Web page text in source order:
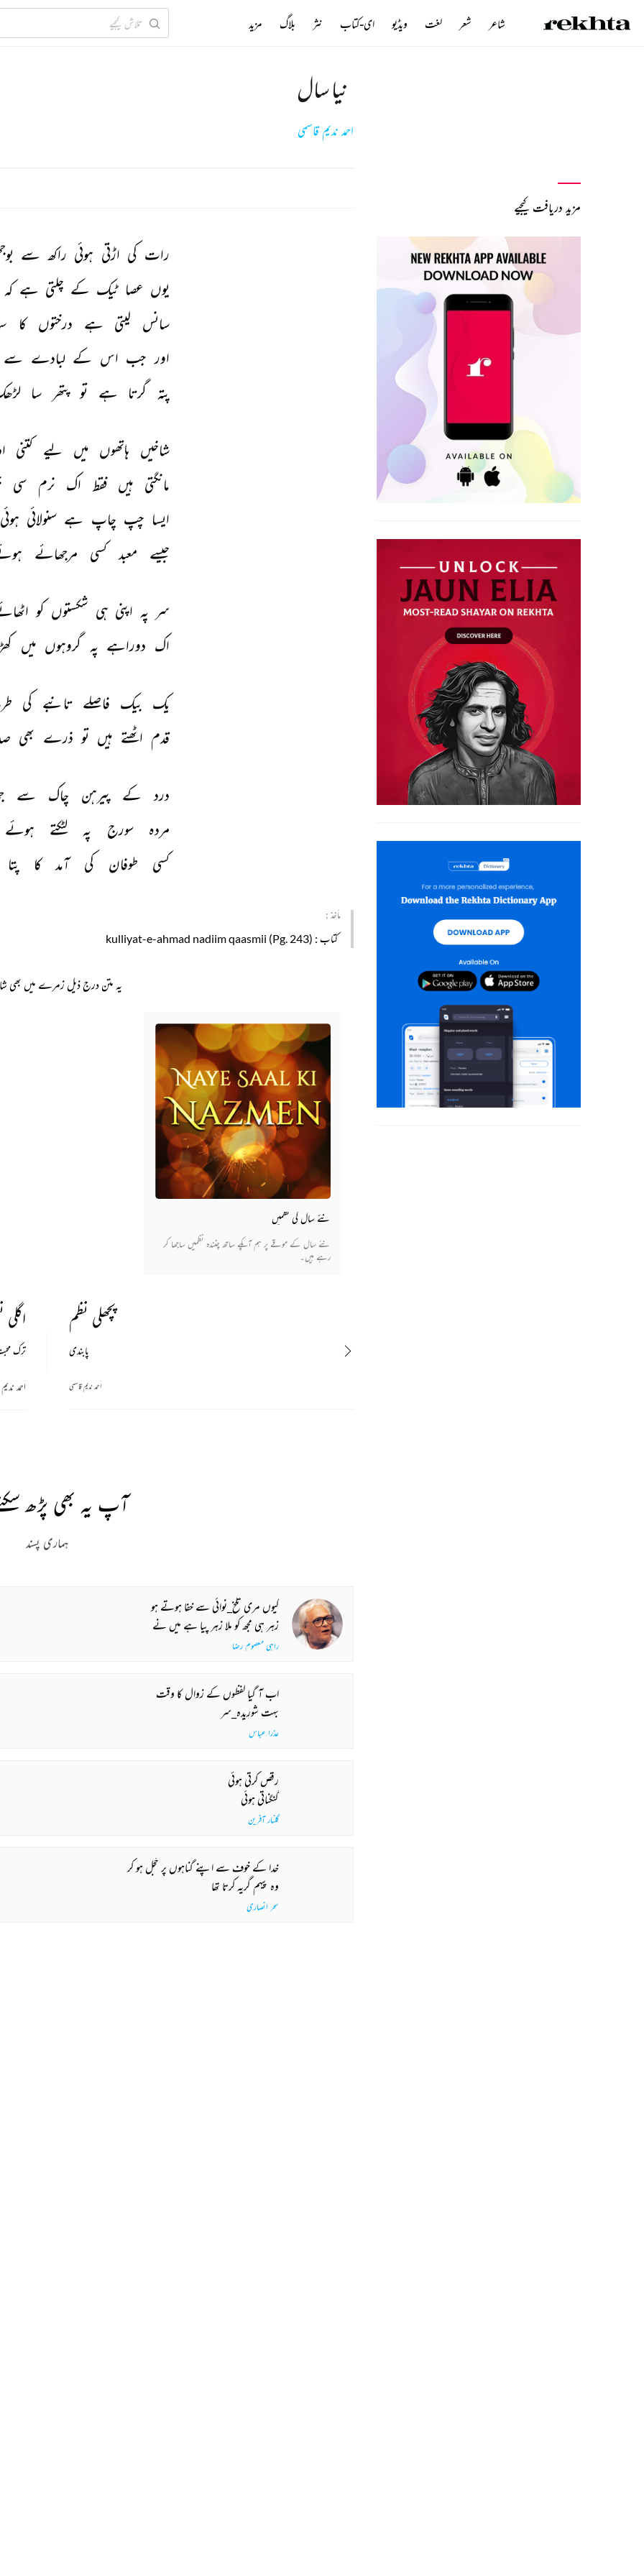
نیا سال
احمد ندیم قاسمی
رات کی اڑتی ہوئی راکھ سے
یوں عصا ٹیک کے چلتی ہے کہ
سانس
لیتی ہے درختوں کا
اور جب اس کے لبادے سے
پتہ
گرتا ہے تو پتھر سا
شاخیں ہاتھوں میں لیے کتنی
مانگتی ہیں فقط اک نرم سی
ایسا چپ چاپ ہے سنولائی ہوئی
جیسے
معبد کسی مرجھائے
سر پہ اپنی ہی شکستوں کو
اک دوراہے پہ گروہوں میں
یک بیک فاصلے تانبے کی
قدم اٹھتے ہیں تو ذرے بھی
درد کے پیرہن چاک سے
مردہ
سورج پہ لٹکتے ہوئے
کسی
طوفان کی آمد کا پتا
مأخذ :
کتاب : kulliyat-e-ahmad nadiim qaasmii (Pg. 243)
یہ متن درج ذیل زمرے میں بھی
نئے سال کی نظمیں
نئے سال کے موقے پر ہم آپکے ساتھ چنندہ نظمیں ساجھا کر
رہے ہیں۔
ترک
احمد
پچھلی نظم
پابندی
احمد ندیم قاسمی
آپ یہ بھی پڑھ
ہماری پسند
کیوں مری تلخ_نوائی سے خفا ہوتے ہو
زہر ہی مجھ کو ملا زہر پیا ہے میں نے
راہی معصوم رضا
اب آ گیا لفظوں کے زوال کا وقت
بہت شوریدہ_سر
عذرا عباس
رقص کرتی ہوئی
گنگناتی ہوئی
گلنار آفرین
خدا کے خوف سے اپنے گناہوں پر خجل ہو کر
وہ پیہم گریہ کرتا تھا
سحر انصاری
مزید دریافت کیجیے
شاعر شعر لغت ویڈیو ای-کتاب نثر بلاگ مزید